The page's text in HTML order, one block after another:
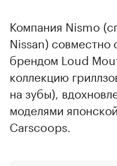
Компания Nismo
Nissan)
брендом Loud
коллекцию
на зубы),
моделями
Carscoops.